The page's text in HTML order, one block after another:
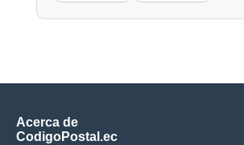
Acerca de
CodigoPostal.ec